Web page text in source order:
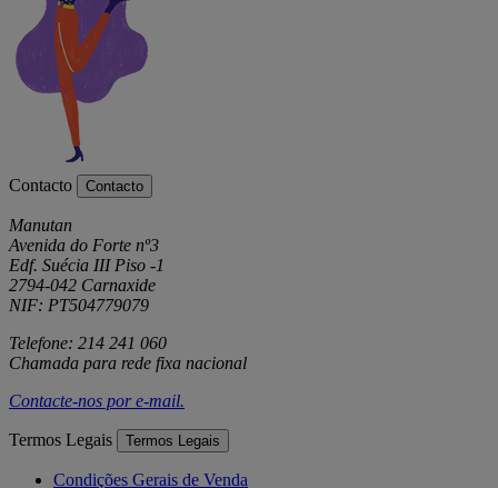
Contacto Contacto
Manutan
Avenida do Forte nº3
Edf. Suécia III Piso -1
2794-042 Carnaxide
NIF: PT504779079
Telefone: 214 241 060
Chamada para rede fixa nacional
Contacte-nos pore-mail.
Termos Legais Termos Legais
Condições Gerais de Venda